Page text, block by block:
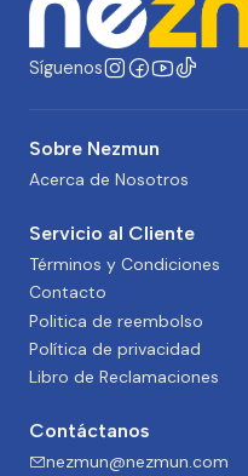
Síguenos
Sobre Nezmun
Acerca de Nosotros
Servicio al Cliente
Términos y Condiciones
Contacto
Politica de reembolso
Política de privacidad
Libro de Reclamaciones
Contáctanos
nezmun@nezmun.com